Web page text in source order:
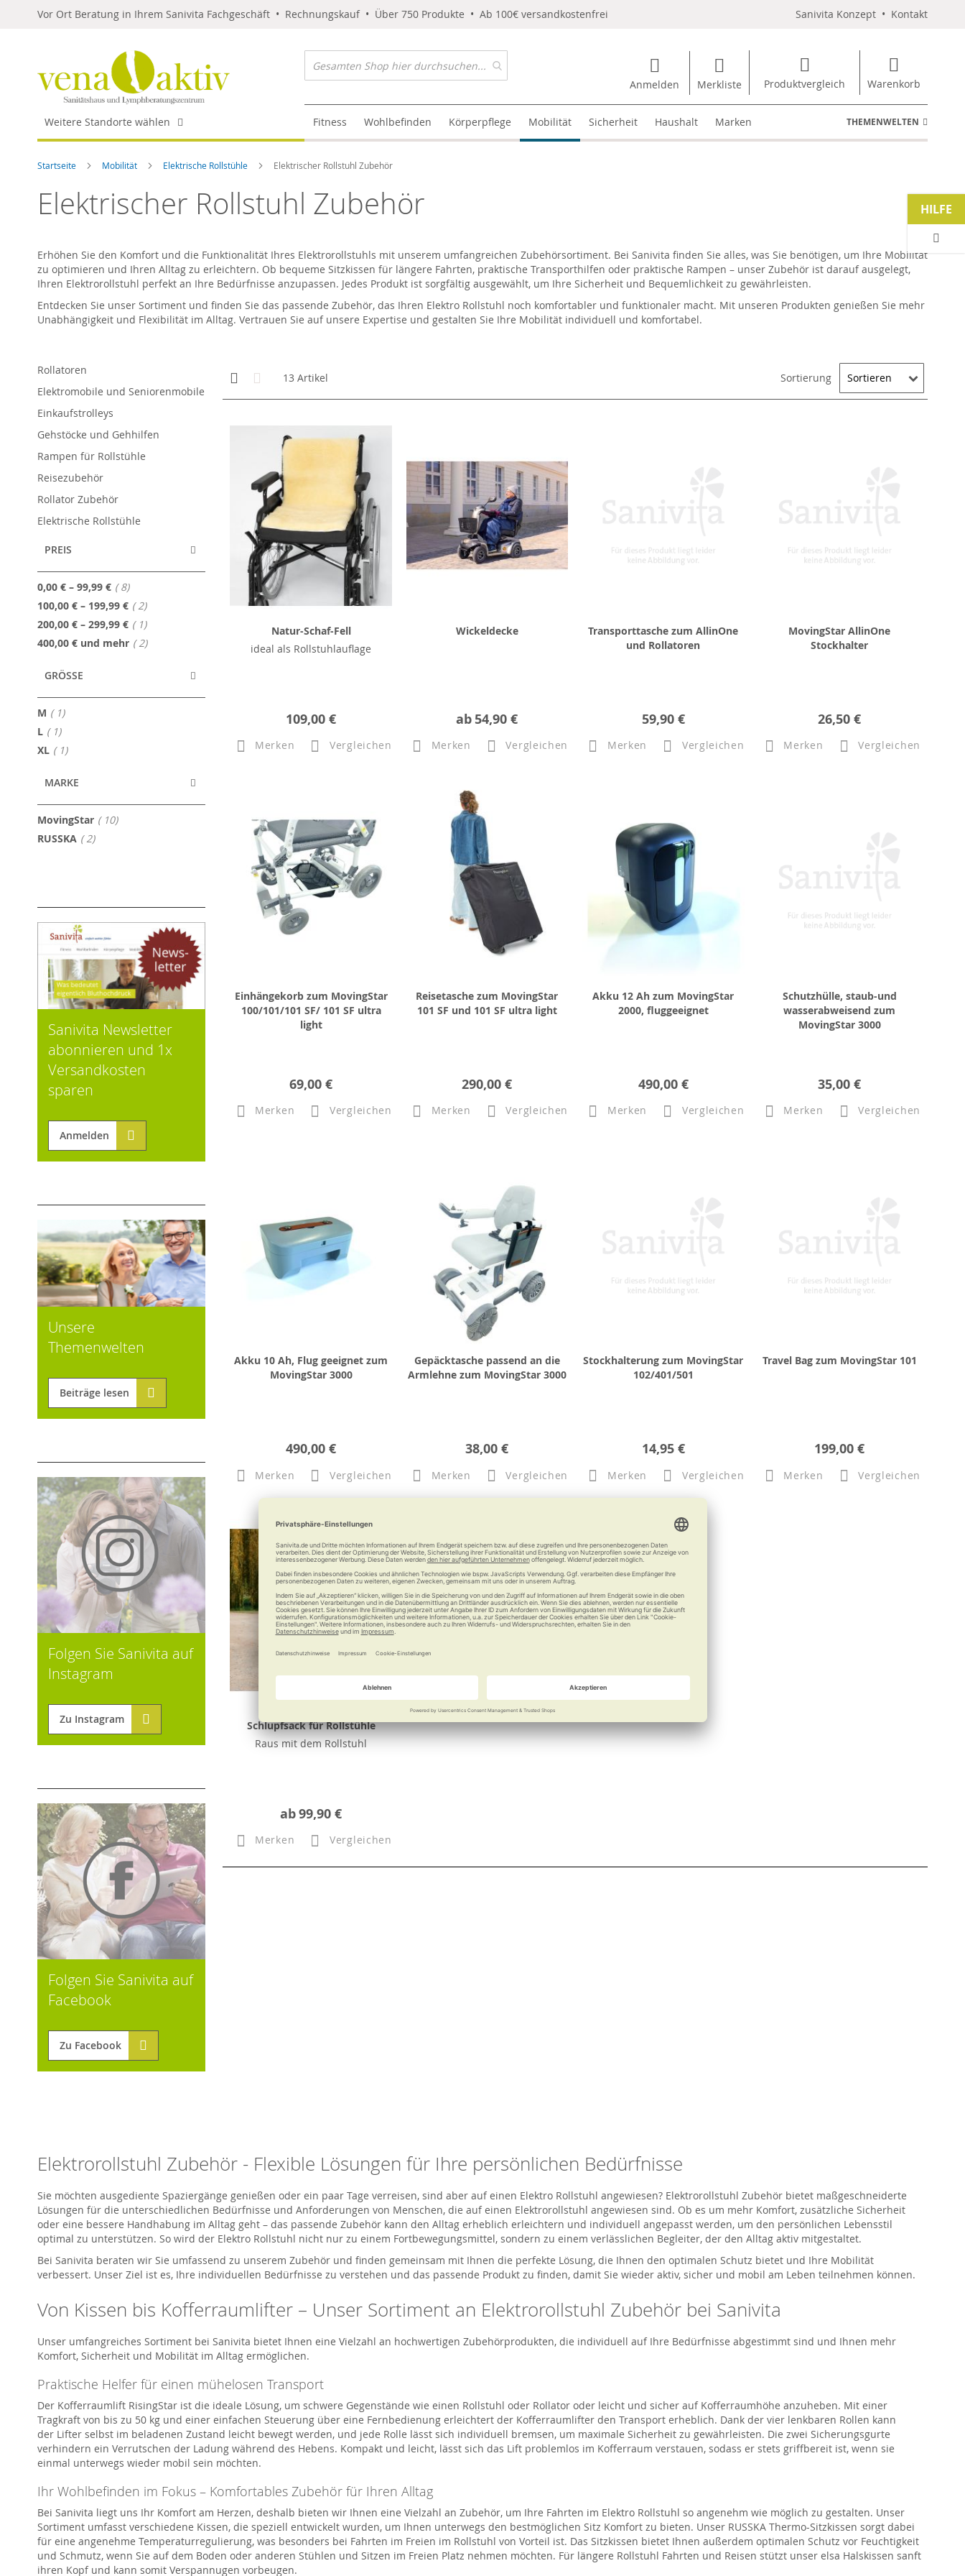
Vor Ort Beratung in Ihrem Sanivita Fachgeschäft • Rechnungskauf • Über 750 Produkte • Ab 100€ versandkostenfrei Sanivita Konzept • Kontakt
Anmelden Merkliste Produktvergleich Warenkorb
Weitere Standorte wählen Fitness Wohlbefinden Körperpflege Mobilität Sicherheit Haushalt Marken THEMENWELTEN
Startseite Mobilität Elektrische Rollstühle Elektrischer Rollstuhl Zubehör
Elektrischer Rollstuhl Zubehör
Erhöhen Sie den Komfort und die Funktionalität Ihres Elektrorollstuhls mit unserem umfangreichen Zubehörsortiment. Bei Sanivita finden Sie alles, was Sie benötigen, um Ihre Mobilität
zu optimieren und Ihren Alltag zu erleichtern. Ob bequeme Sitzkissen für längere Fahrten, praktische Transporthilfen oder praktische Rampen – unser Zubehör ist darauf ausgelegt,
Ihren Elektrorollstuhl perfekt an Ihre Bedürfnisse anzupassen. Jedes Produkt ist sorgfältig ausgewählt, um Ihre Sicherheit und Bequemlichkeit zu gewährleisten.
Entdecken Sie unser Sortiment und finden Sie das passende Zubehör, das Ihren Elektro Rollstuhl noch komfortabler und funktionaler macht. Mit unseren Produkten genießen Sie mehr
Unabhängigkeit und Flexibilität im Alltag. Vertrauen Sie auf unsere Expertise und gestalten Sie Ihre Mobilität individuell und komfortabel.
Anzeigen
als
Kachelansicht
13 Artikel Sortierung
Natur-Schaf-Fell
ideal als Rollstuhlauflage
109,00 €
Merken Vergleichen
Wickeldecke
ab 54,90 €
Merken Vergleichen
Transporttasche zum AllinOne
und Rollatoren
59,90 €
Merken Vergleichen
MovingStar AllinOne
Stockhalter
26,50 €
Merken Vergleichen
Einhängekorb zum MovingStar
100/101/101 SF/ 101 SF ultra
light
69,00 €
Merken Vergleichen
Reisetasche zum MovingStar
101 SF und 101 SF ultra light
290,00 €
Merken Vergleichen
Akku 12 Ah zum MovingStar
2000, fluggeeignet
490,00 €
Merken Vergleichen
Schutzhülle, staub-und
wasserabweisend zum
MovingStar 3000
35,00 €
Merken Vergleichen
Akku 10 Ah, Flug geeignet zum
MovingStar 3000
490,00 €
Merken Vergleichen
Gepäcktasche passend an die
Armlehne zum MovingStar 3000
38,00 €
Merken Vergleichen
Stockhalterung zum MovingStar
102/401/501
14,95 €
Merken Vergleichen
Travel Bag zum MovingStar 101
199,00 €
Merken Vergleichen
Schlupfsack für Rollstühle
Raus mit dem Rollstuhl
ab99,90 €
Merken Vergleichen
Rollatoren
Elektromobile und Seniorenmobile
Einkaufstrolleys
Gehstöcke und Gehhilfen
Rampen für Rollstühle
Reisezubehör
Rollator Zubehör
Elektrische Rollstühle
PREIS
0,00 € – 99,99 € 8Artikel
100,00 € – 199,99 € 2Artikel
200,00 € – 299,99 € 1Artikel
400,00 € und mehr 2Artikel
GRÖSSE
M 1Artikel
L 1Artikel
XL 1Artikel
MARKE
MovingStar 10Artikel
RUSSKA 2Artikel
Sanivita Newsletter
abonnieren und 1x
Versandkosten
sparen
Anmelden
Unsere
Themenwelten
Beiträge lesen
Folgen Sie Sanivita auf
Instagram
Zu Instagram
Folgen Sie Sanivita auf
Facebook
Zu Facebook
Elektrorollstuhl Zubehör - Flexible Lösungen für Ihre persönlichen Bedürfnisse
Sie möchten ausgediente Spaziergänge genießen oder ein paar Tage verreisen, sind aber auf einen Elektro Rollstuhl angewiesen? Elektrorollstuhl Zubehör bietet maßgeschneiderte
Lösungen für die unterschiedlichen Bedürfnisse und Anforderungen von Menschen, die auf einen Elektrorollstuhl angewiesen sind. Ob es um mehr Komfort, zusätzliche Sicherheit
oder eine bessere Handhabung im Alltag geht – das passende Zubehör kann den Alltag erheblich erleichtern und individuell angepasst werden, um den persönlichen Lebensstil
optimal zu unterstützen. So wird der Elektro Rollstuhl nicht nur zu einem Fortbewegungsmittel, sondern zu einem verlässlichen Begleiter, der den Alltag aktiv mitgestaltet.
Bei Sanivita beraten wir Sie umfassend zu unserem Zubehör und finden gemeinsam mit Ihnen die perfekte Lösung, die Ihnen den optimalen Schutz bietet und Ihre Mobilität
verbessert. Unser Ziel ist es, Ihre individuellen Bedürfnisse zu verstehen und das passende Produkt zu finden, damit Sie wieder aktiv, sicher und mobil am Leben teilnehmen können.
Von Kissen bis Kofferraumlifter – Unser Sortiment an Elektrorollstuhl Zubehör bei Sanivita
Unser umfangreiches Sortiment bei Sanivita bietet Ihnen eine Vielzahl an hochwertigen Zubehörprodukten, die individuell auf Ihre Bedürfnisse abgestimmt sind und Ihnen mehr
Komfort, Sicherheit und Mobilität im Alltag ermöglichen.
Praktische Helfer für einen mühelosen Transport
Der Kofferraumlift RisingStar ist die ideale Lösung, um schwere Gegenstände wie einen Rollstuhl oder Rollator oder leicht und sicher auf Kofferraumhöhe anzuheben. Mit einer
Tragkraft von bis zu 50 kg und einer einfachen Steuerung über eine Fernbedienung erleichtert der Kofferraumlifter den Transport erheblich. Dank der vier lenkbaren Rollen kann
der Lifter selbst im beladenen Zustand leicht bewegt werden, und jede Rolle lässt sich individuell bremsen, um maximale Sicherheit zu gewährleisten. Die zwei Sicherungsgurte
verhindern ein Verrutschen der Ladung während des Hebens. Kompakt und leicht, lässt sich das Lift problemlos im Kofferraum verstauen, sodass er stets griffbereit ist, wenn sie
einmal unterwegs wieder mobil sein möchten.
Ihr Wohlbefinden im Fokus – Komfortables Zubehör für Ihren Alltag
Bei Sanivita liegt uns Ihr Komfort am Herzen, deshalb bieten wir Ihnen eine Vielzahl an Zubehör, um Ihre Fahrten im Elektro Rollstuhl so angenehm wie möglich zu gestalten. Unser
Sortiment umfasst verschiedene Kissen, die speziell entwickelt wurden, um Ihnen unterwegs den bestmöglichen Sitz Komfort zu bieten. Unser RUSSKA Thermo-Sitzkissen sorgt dabei
für eine angenehme Temperaturregulierung, was besonders bei Fahrten im Freien im Rollstuhl von Vorteil ist. Das Sitzkissen bietet Ihnen außerdem optimalen Schutz vor Feuchtigkeit
und Schmutz, wenn Sie auf dem Boden oder anderen Stühlen und Sitzen im Freien Platz nehmen möchten. Für längere Rollstuhl Fahrten und Reisen stützt unser elsa Halskissen sanft
ihren Kopf und kann somit Verspannugen vorbeugen.
HILFE